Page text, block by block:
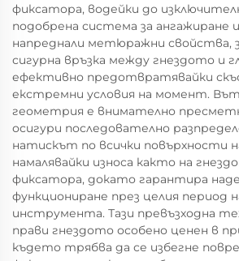
фиксатора, водейки до
подобрена система за ангажиране
напреднали метюражни свойства,
сигурна връзка между гнездото и
ефективно предотвратявайки
екстремни условия на момент.
геометрия е внимателно
осигури последователно
натискът по всички повърхности
намалявайки износа както на
фиксатора, докато гарантира
функциониране през целия период
инструмента. Тази превъзходна
прави гнездото особено ценен в
където трябва да се избегне